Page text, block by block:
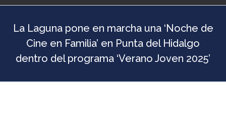
La Laguna pone en marcha una ‘Noche de
Cine en Familia’ en Punta del Hidalgo
dentro del programa ‘Verano Joven 2025’